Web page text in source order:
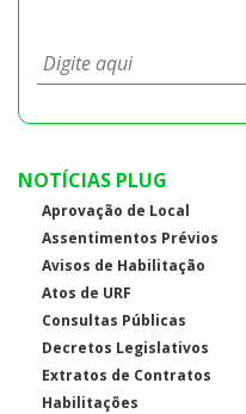
NOTÍCIAS PLUG
Aprovação de Local
Assentimentos Prévios
Avisos de Habilitação
Atos de URF
Consultas Públicas
Decretos Legislativos
Extratos de Contratos
Habilitações